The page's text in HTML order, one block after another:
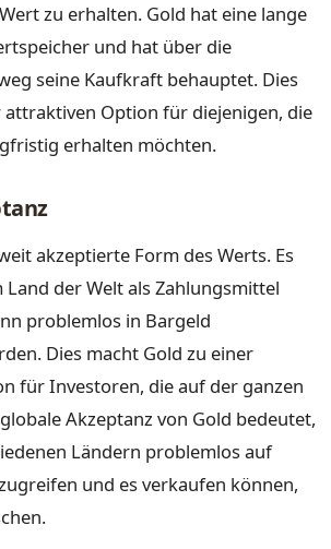
zu erhalten. Gold hat eine lange
und hat über die
seine Kaufkraft behauptet. Dies
attraktiven Option für diejenigen, die
erhalten möchten.
akzeptierte Form des Werts. Es
der Welt als Zahlungsmittel
problemlos in Bargeld
Dies macht Gold zu einer
für Investoren, die auf der ganzen
Akzeptanz von Gold bedeutet,
Ländern problemlos auf
und es verkaufen können,